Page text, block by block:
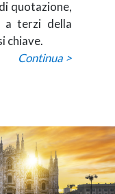
quotazione,
a terzi della
chiave.
Continua >